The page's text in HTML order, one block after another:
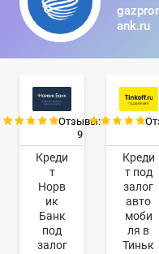
ank.ru
Отзывы:
9
Креди
т
Норв
ик
Банк
под
залог
Креди
т под
залог
авто
моби
ля в
Тиньк